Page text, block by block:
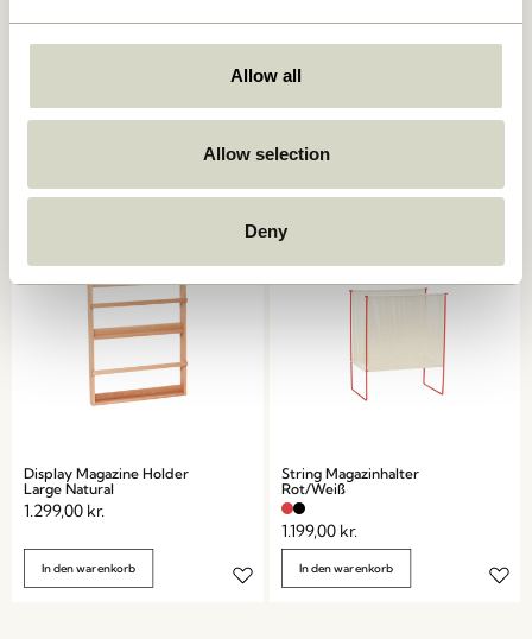
Allow all
Allow selection
Deny
Tick Magazine Holder
Sand/Yellow
Display Magazine Holder
Natural
1.299,00
Display Magazine Holder
Large Natural
1.299,00 kr.
In den warenkorb
String Magazinhalter
Rot/Weiß
1.199,00 kr.
In den warenkorb